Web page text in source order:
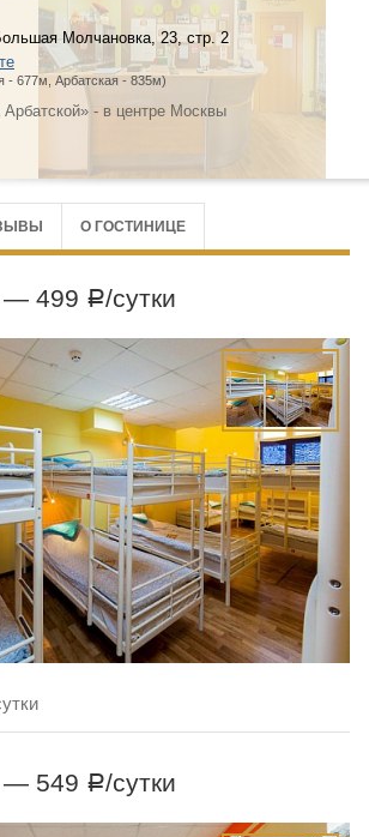
Молчановка, 23, стр. 2
- 677м, Арбатская - 835м)
- в центре Москвы
О ГОСТИНИЦЕ
— 499 Р/сутки
— 549 Р/сутки